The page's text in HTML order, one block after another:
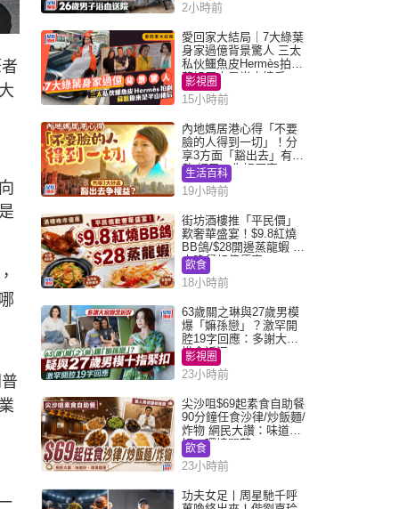
2小時前
愛回家大結局｜7大綠葉
身家過億背景驚人 三太
私伙鱷魚皮Hermès拍劇
蘇姐原來是半山樓后
影視圈
15小時前
內地媽居港心得「不要
臉的人得到一切」！分
享3方面「豁出去」有著
數 網民：你好厲害
生活百科
19小時前
街坊酒樓推「平民價」
歎奢華盛宴！$9.8紅燒
BB鴿/$28開邊蒸龍蝦 3
大晚餐超值優惠
飲食
18小時前
63歲關之琳與27歲男模
爆「嫲孫戀」？激罕開
腔19字回應：多謝大家
掛念近況
影視圈
23小時前
尖沙咀$69起素食自助餐
90分鐘任食沙律/炒飯麵/
炸物 網民大讚：味道
好，環境闊落
飲食
23小時前
功夫女足丨周星馳千呼